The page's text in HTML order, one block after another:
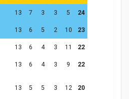
13 7 3 3 5 24
13 6 5 2 10 23
13 6 4 3 11 22
13 6 4 3 9 22
13 5 5 3 12 20